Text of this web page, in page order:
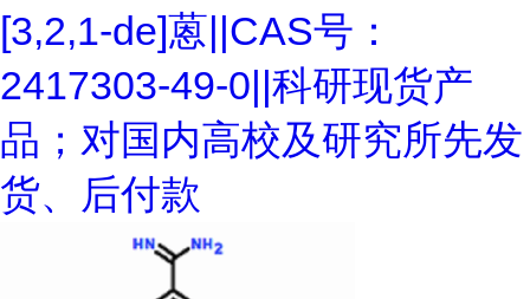
[3,2,1-de]蒽||CAS号：
2417303-49-0||科研现货产
品；对国内高校及研究所先发
货、后付款